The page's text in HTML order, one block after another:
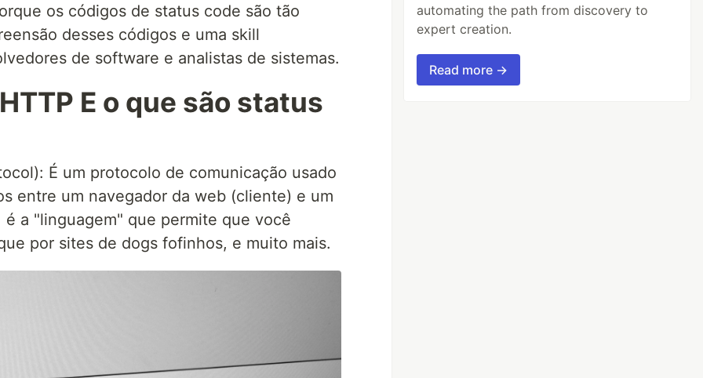
os códigos de status code são tão
desses códigos e uma skill
de software e analistas de sistemas.
E o que são status
É um protocolo de comunicação usado
entre um navegador da web (cliente) e um
a "linguagem" que permite que você
por sites de dogs fofinhos, e muito mais.
automating the path from discovery to
expert creation.
Read more →